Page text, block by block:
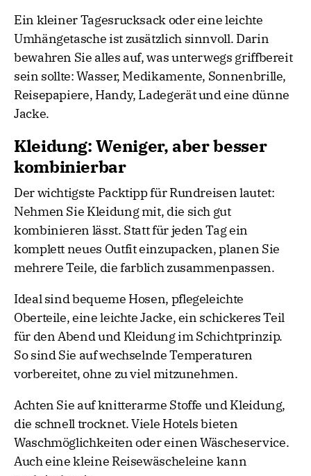
Ein kleiner Tagesrucksack oder eine leichte
Umhängetasche ist zusätzlich sinnvoll. Darin
bewahren Sie alles auf, was unterwegs griffbereit
sein sollte: Wasser, Medikamente, Sonnenbrille,
Reisepapiere, Handy, Ladegerät und eine dünne
Jacke.
Kleidung: Weniger, aber besser
kombinierbar
Der wichtigste Packtipp für Rundreisen lautet:
Nehmen Sie Kleidung mit, die sich gut
kombinieren lässt. Statt für jeden Tag ein
komplett neues Outfit einzupacken, planen Sie
mehrere Teile, die farblich zusammenpassen.
Ideal sind bequeme Hosen, pflegeleichte
Oberteile, eine leichte Jacke, ein schickeres Teil
für den Abend und Kleidung im Schichtprinzip.
So sind Sie auf wechselnde Temperaturen
vorbereitet, ohne zu viel mitzunehmen.
Achten Sie auf knitterarme Stoffe und Kleidung,
die schnell trocknet. Viele Hotels bieten
Waschmöglichkeiten oder einen Wäscheservice.
Auch eine kleine Reisewäscheleine kann